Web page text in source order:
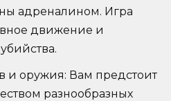
адреналином. Игра
движение и
и оружия: Вам предстоит
разнообразных